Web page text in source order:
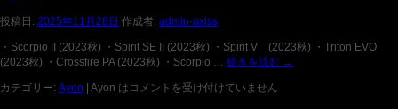
投稿日: 2025年11月26日 作成者: admin-axiss
・Scorpio II (2023秋) ・Spirit SE II (2023秋) ・Spirit V (2023秋) ・Triton EVO
(2023秋) ・Crossfire PA (2023秋) ・Scorpio … 続きを読む →
カテゴリー: Ayon Ayon は コメントを受け付けていません